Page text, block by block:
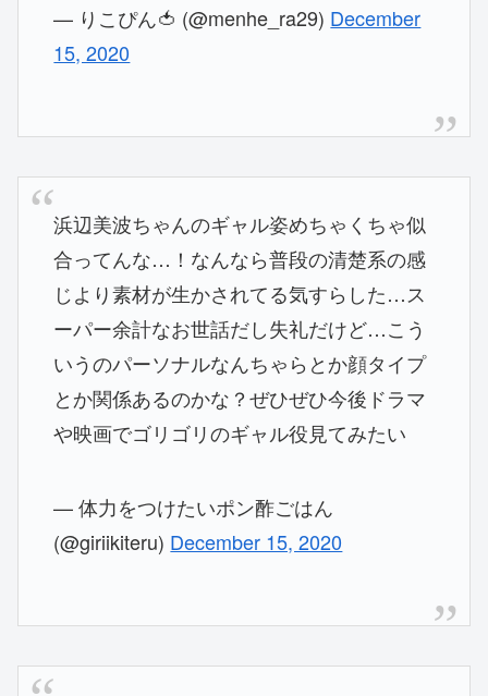
— りこぴん🍅 (@menhe_ra29) December
15, 2020
浜辺美波ちゃんのギャル姿めちゃくちゃ似
合ってんな…！なんなら普段の清楚系の感
じより素材が生かされてる気すらした…ス
ーパー余計なお世話だし失礼だけど…こう
いうのパーソナルなんちゃらとか顔タイプ
とか関係あるのかな？ぜひぜひ今後ドラマ
や映画でゴリゴリのギャル役見てみたい
— 体力をつけたいポン酢ごはん
(@giriikiteru) December 15, 2020